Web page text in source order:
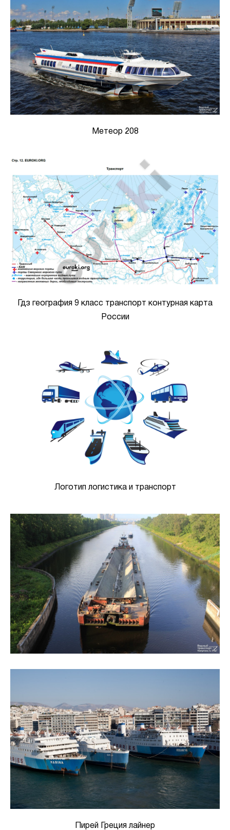
Метеор 208
Гдз география 9 класс транспорт контурная карта
России
Логотип логистика и транспорт
Пирей Греция лайнер